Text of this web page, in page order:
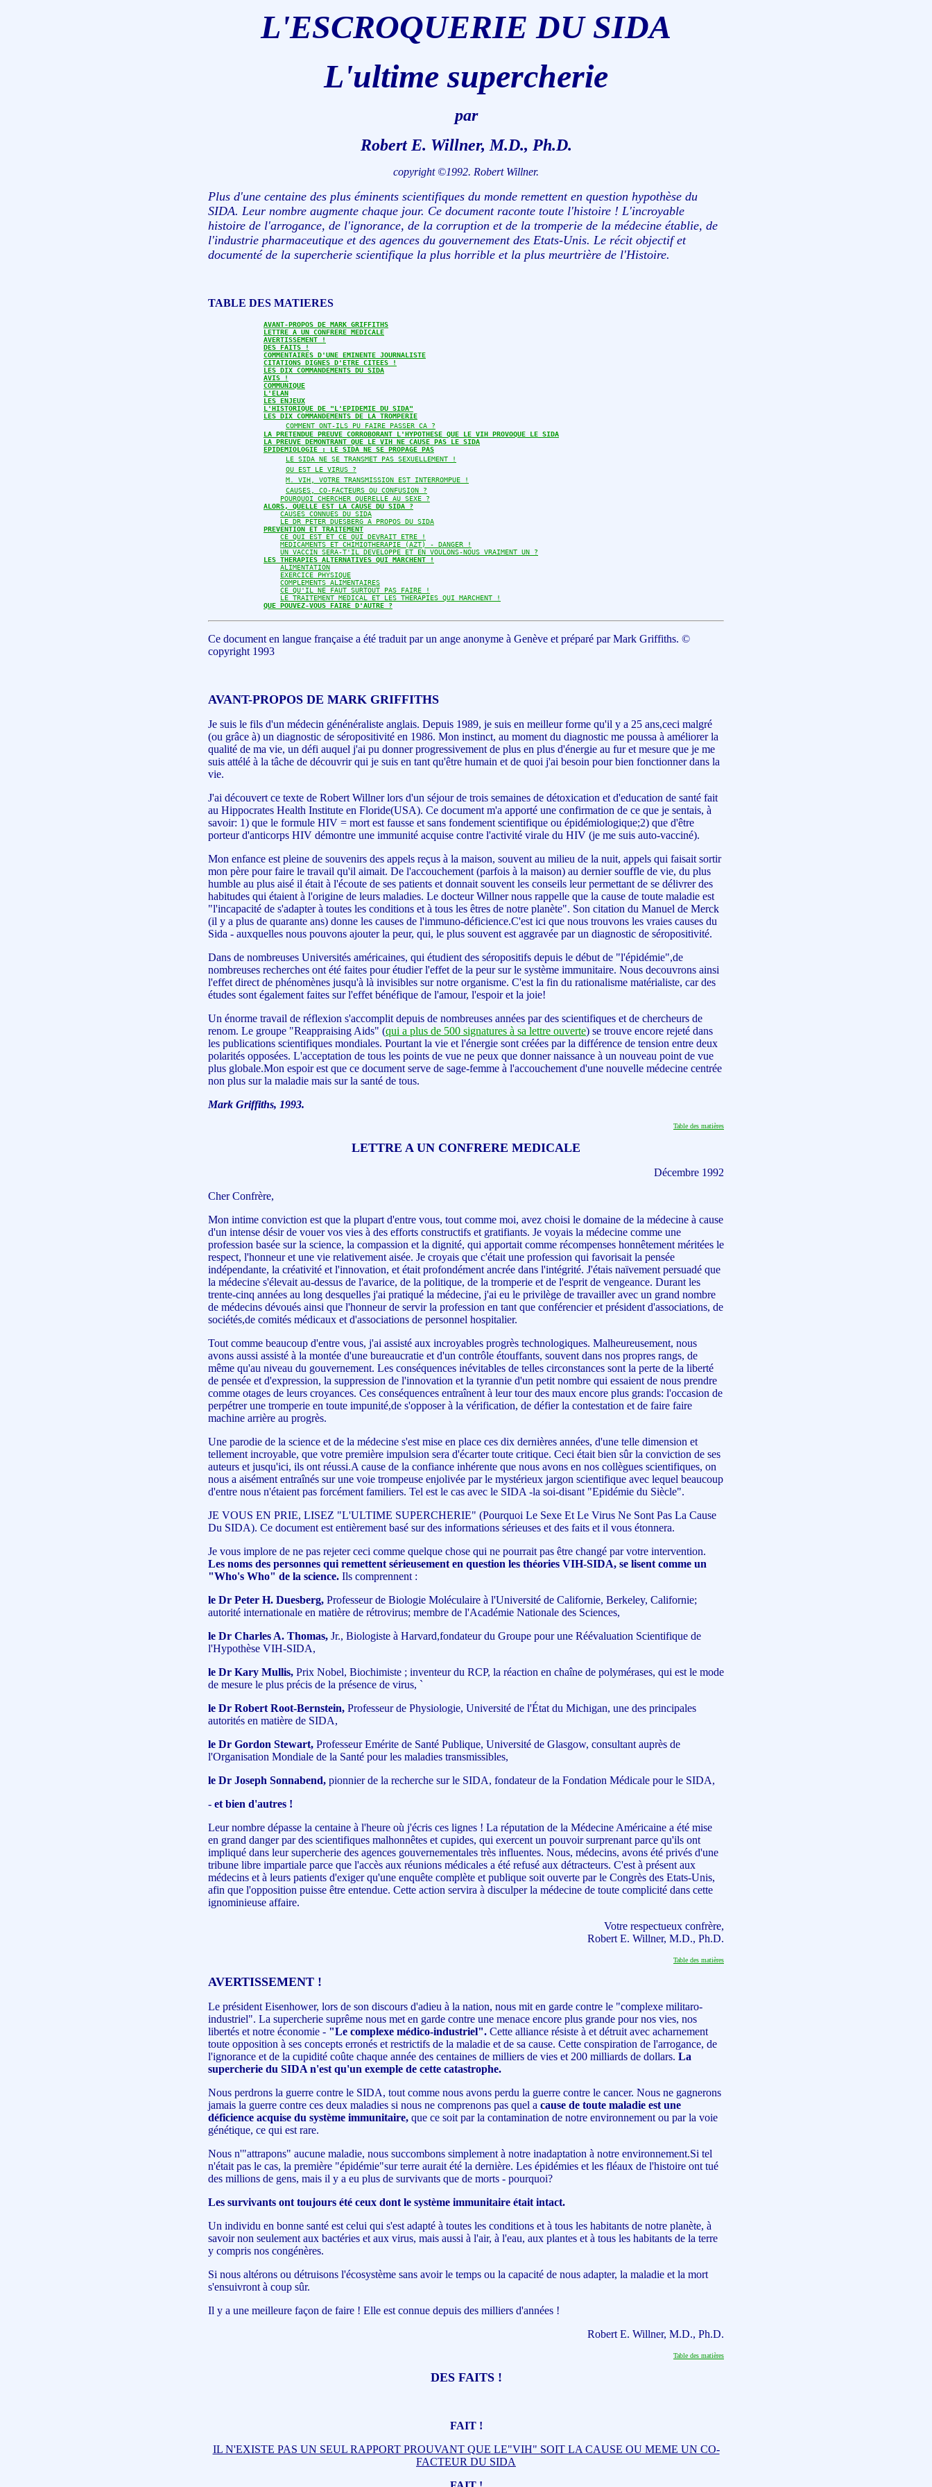
L'ESCROQUERIE DU SIDA
L'ultime supercherie
par
Robert E. Willner, M.D., Ph.D.
copyright ©1992. Robert Willner.
Plus d'une centaine des plus éminents scientifiques du monde remettent en question hypothèse du
SIDA. Leur nombre augmente chaque jour. Ce document raconte toute l'histoire ! L'incroyable
histoire de l'arrogance, de l'ignorance, de la corruption et de la tromperie de la médecine établie, de
l'industrie pharmaceutique et des agences du gouvernement des Etats-Unis. Le récit objectif et
documenté de la supercherie scientifique la plus horrible et la plus meurtrière de l'Histoire.
TABLE DES MATIERES
AVANT-PROPOS DE MARK GRIFFITHS
LETTRE A UN CONFRERE MEDICALE
AVERTISSEMENT !
DES FAITS !
COMMENTAIRES D'UNE EMINENTE JOURNALISTE
CITATIONS DIGNES D'ETRE CITEES !
LES DIX COMMANDEMENTS DU SIDA
AVIS !
COMMUNIQUE
L'ELAN
LES ENJEUX
L'HISTORIQUE DE "L'EPIDEMIE DU SIDA"
LES DIX COMMANDEMENTS DE LA TROMPERIE
COMMENT ONT-ILS PU FAIRE PASSER CA ?
LA PRETENDUE PREUVE CORROBORANT L'HYPOTHESE QUE LE VIH PROVOQUE LE SIDA
LA PREUVE DEMONTRANT QUE LE VIH NE CAUSE PAS LE SIDA
EPIDEMIOLOGIE : LE SIDA NE SE PROPAGE PAS
LE SIDA NE SE TRANSMET PAS SEXUELLEMENT !
OU EST LE VIRUS ?
M. VIH, VOTRE TRANSMISSION EST INTERROMPUE !
CAUSES, CO-FACTEURS OU CONFUSION ?
POURQUOI CHERCHER QUERELLE AU SEXE ?
ALORS, QUELLE EST LA CAUSE DU SIDA ?
CAUSES CONNUES DU SIDA
LE DR PETER DUESBERG A PROPOS DU SIDA
PREVENTION ET TRAITEMENT
CE QUI EST ET CE QUI DEVRAIT ETRE !
MEDICAMENTS ET CHIMIOTHERAPIE (AZT) - DANGER !
UN VACCIN SERA-T'IL DEVELOPPE ET EN VOULONS-NOUS VRAIMENT UN ?
LES THERAPIES ALTERNATIVES QUI MARCHENT !
ALIMENTATION
EXERCICE PHYSIQUE
COMPLEMENTS ALIMENTAIRES
CE QU'IL NE FAUT SURTOUT PAS FAIRE !
LE TRAITEMENT MEDICAL ET LES THERAPIES QUI MARCHENT !
QUE POUVEZ-VOUS FAIRE D'AUTRE ?
Ce document en langue française a été traduit par un ange anonyme à Genève et préparé par Mark Griffiths. ©
copyright 1993
AVANT-PROPOS DE MARK GRIFFITHS
Je suis le fils d'un médecin génénéraliste anglais. Depuis 1989, je suis en meilleur forme qu'il y a 25 ans,ceci malgré
(ou grâce à) un diagnostic de séropositivité en 1986. Mon instinct, au moment du diagnostic me poussa à améliorer la
qualité de ma vie, un défi auquel j'ai pu donner progressivement de plus en plus d'énergie au fur et mesure que je me
suis attélé à la tâche de découvrir qui je suis en tant qu'être humain et de quoi j'ai besoin pour bien fonctionner dans la
vie.
J'ai découvert ce texte de Robert Willner lors d'un séjour de trois semaines de détoxication et d'education de santé fait
au Hippocrates Health Institute en Floride(USA). Ce document m'a apporté une confirmation de ce que je sentais, à
savoir: 1) que le formule HIV = mort est fausse et sans fondement scientifique ou épidémiologique;2) que d'être
porteur d'anticorps HIV démontre une immunité acquise contre l'activité virale du HIV (je me suis auto-vacciné).
Mon enfance est pleine de souvenirs des appels reçus à la maison, souvent au milieu de la nuit, appels qui faisait sortir
mon père pour faire le travail qu'il aimait. De l'accouchement (parfois à la maison) au dernier souffle de vie, du plus
humble au plus aisé il était à l'écoute de ses patients et donnait souvent les conseils leur permettant de se délivrer des
habitudes qui étaient à l'origine de leurs maladies. Le docteur Willner nous rappelle que la cause de toute maladie est
"l'incapacité de s'adapter à toutes les conditions et à tous les êtres de notre planète". Son citation du Manuel de Merck
(il y a plus de quarante ans) donne les causes de l'immuno-déficience.C'est ici que nous trouvons les vraies causes du
Sida - auxquelles nous pouvons ajouter la peur, qui, le plus souvent est aggravée par un diagnostic de séropositivité.
Dans de nombreuses Universités américaines, qui étudient des séropositifs depuis le début de "l'épidémie",de
nombreuses recherches ont été faites pour étudier l'effet de la peur sur le système immunitaire. Nous decouvrons ainsi
l'effet direct de phénomènes jusqu'à là invisibles sur notre organisme. C'est la fin du rationalisme matérialiste, car des
études sont également faites sur l'effet bénéfique de l'amour, l'espoir et la joie!
Un énorme travail de réflexion s'accomplit depuis de nombreuses années par des scientifiques et de chercheurs de
renom. Le groupe "Reappraising Aids" (qui a plus de 500 signatures à sa lettre ouverte) se trouve encore rejeté dans
les publications scientifiques mondiales. Pourtant la vie et l'énergie sont créées par la différence de tension entre deux
polarités opposées. L'acceptation de tous les points de vue ne peux que donner naissance à un nouveau point de vue
plus globale.Mon espoir est que ce document serve de sage-femme à l'accouchement d'une nouvelle médecine centrée
non plus sur la maladie mais sur la santé de tous.
Mark Griffiths, 1993.
Table des matières
LETTRE A UN CONFRERE MEDICALE
Décembre 1992
Cher Confrère,
Mon intime conviction est que la plupart d'entre vous, tout comme moi, avez choisi le domaine de la médecine à cause
d'un intense désir de vouer vos vies à des efforts constructifs et gratifiants. Je voyais la médecine comme une
profession basée sur la science, la compassion et la dignité, qui apportait comme récompenses honnêtement méritées le
respect, l'honneur et une vie relativement aisée. Je croyais que c'était une profession qui favorisait la pensée
indépendante, la créativité et l'innovation, et était profondément ancrée dans l'intégrité. J'étais naïvement persuadé que
la médecine s'élevait au-dessus de l'avarice, de la politique, de la tromperie et de l'esprit de vengeance. Durant les
trente-cinq années au long desquelles j'ai pratiqué la médecine, j'ai eu le privilège de travailler avec un grand nombre
de médecins dévoués ainsi que l'honneur de servir la profession en tant que conférencier et président d'associations, de
sociétés,de comités médicaux et d'associations de personnel hospitalier.
Tout comme beaucoup d'entre vous, j'ai assisté aux incroyables progrès technologiques. Malheureusement, nous
avons aussi assisté à la montée d'une bureaucratie et d'un contrôle étouffants, souvent dans nos propres rangs, de
même qu'au niveau du gouvernement. Les conséquences inévitables de telles circonstances sont la perte de la liberté
de pensée et d'expression, la suppression de l'innovation et la tyrannie d'un petit nombre qui essaient de nous prendre
comme otages de leurs croyances. Ces conséquences entraînent à leur tour des maux encore plus grands: l'occasion de
perpétrer une tromperie en toute impunité,de s'opposer à la vérification, de défier la contestation et de faire faire
machine arrière au progrès.
Une parodie de la science et de la médecine s'est mise en place ces dix dernières années, d'une telle dimension et
tellement incroyable, que votre première impulsion sera d'écarter toute critique. Ceci était bien sûr la conviction de ses
auteurs et jusqu'ici, ils ont réussi.A cause de la confiance inhérente que nous avons en nos collègues scientifiques, on
nous a aisément entraînés sur une voie trompeuse enjolivée par le mystérieux jargon scientifique avec lequel beaucoup
d'entre nous n'étaient pas forcément familiers. Tel est le cas avec le SIDA -la soi-disant "Epidémie du Siècle".
JE VOUS EN PRIE, LISEZ "L'ULTIME SUPERCHERIE" (Pourquoi Le Sexe Et Le Virus Ne Sont Pas La Cause
Du SIDA). Ce document est entièrement basé sur des informations sérieuses et des faits et il vous étonnera.
Je vous implore de ne pas rejeter ceci comme quelque chose qui ne pourrait pas être changé par votre intervention.
Les noms des personnes qui remettent sérieusement en question les théories VIH-SIDA, se lisent comme un
"Who's Who" de la science. Ils comprennent :
le Dr Peter H. Duesberg, Professeur de Biologie Moléculaire à l'Université de Californie, Berkeley, Californie;
autorité internationale en matière de rétrovirus; membre de l'Académie Nationale des Sciences,
le Dr Charles A. Thomas, Jr., Biologiste à Harvard,fondateur du Groupe pour une Réévaluation Scientifique de
l'Hypothèse VIH-SIDA,
le Dr Kary Mullis, Prix Nobel, Biochimiste ; inventeur du RCP, la réaction en chaîne de polymérases, qui est le mode
de mesure le plus précis de la présence de virus, `
le Dr Robert Root-Bernstein, Professeur de Physiologie, Université de l'État du Michigan, une des principales
autorités en matière de SIDA,
le Dr Gordon Stewart, Professeur Emérite de Santé Publique, Université de Glasgow, consultant auprès de
l'Organisation Mondiale de la Santé pour les maladies transmissibles,
le Dr Joseph Sonnabend, pionnier de la recherche sur le SIDA, fondateur de la Fondation Médicale pour le SIDA,
- et bien d'autres !
Leur nombre dépasse la centaine à l'heure où j'écris ces lignes ! La réputation de la Médecine Américaine a été mise
en grand danger par des scientifiques malhonnêtes et cupides, qui exercent un pouvoir surprenant parce qu'ils ont
impliqué dans leur supercherie des agences gouvernementales très influentes. Nous, médecins, avons été privés d'une
tribune libre impartiale parce que l'accès aux réunions médicales a été refusé aux détracteurs. C'est à présent aux
médecins et à leurs patients d'exiger qu'une enquête complète et publique soit ouverte par le Congrès des Etats-Unis,
afin que l'opposition puisse être entendue. Cette action servira à disculper la médecine de toute complicité dans cette
ignominieuse affaire.
Votre respectueux confrère,
Robert E. Willner, M.D., Ph.D.
Table des matières
AVERTISSEMENT !
Le président Eisenhower, lors de son discours d'adieu à la nation, nous mit en garde contre le "complexe militaro-
industriel". La supercherie suprême nous met en garde contre une menace encore plus grande pour nos vies, nos
libertés et notre économie - "Le complexe médico-industriel". Cette alliance résiste à et détruit avec acharnement
toute opposition à ses concepts erronés et restrictifs de la maladie et de sa cause. Cette conspiration de l'arrogance, de
l'ignorance et de la cupidité coûte chaque année des centaines de milliers de vies et 200 milliards de dollars. La
supercherie du SIDA n'est qu'un exemple de cette catastrophe.
Nous perdrons la guerre contre le SIDA, tout comme nous avons perdu la guerre contre le cancer. Nous ne gagnerons
jamais la guerre contre ces deux maladies si nous ne comprenons pas quel a cause de toute maladie est une
déficience acquise du système immunitaire, que ce soit par la contamination de notre environnement ou par la voie
génétique, ce qui est rare.
Nous n'"attrapons" aucune maladie, nous succombons simplement à notre inadaptation à notre environnement.Si tel
n'était pas le cas, la première "épidémie"sur terre aurait été la dernière. Les épidémies et les fléaux de l'histoire ont tué
des millions de gens, mais il y a eu plus de survivants que de morts - pourquoi?
Les survivants ont toujours été ceux dont le système immunitaire était intact.
Un individu en bonne santé est celui qui s'est adapté à toutes les conditions et à tous les habitants de notre planète, à
savoir non seulement aux bactéries et aux virus, mais aussi à l'air, à l'eau, aux plantes et à tous les habitants de la terre
y compris nos congénères.
Si nous altérons ou détruisons l'écosystème sans avoir le temps ou la capacité de nous adapter, la maladie et la mort
s'ensuivront à coup sûr.
Il y a une meilleure façon de faire ! Elle est connue depuis des milliers d'années !
Robert E. Willner, M.D., Ph.D.
Table des matières
DES FAITS !
FAIT !
IL N'EXISTE PAS UN SEUL RAPPORT PROUVANT QUE LE"VIH" SOIT LA CAUSE OU MEME UN CO-
FACTEUR DU SIDA